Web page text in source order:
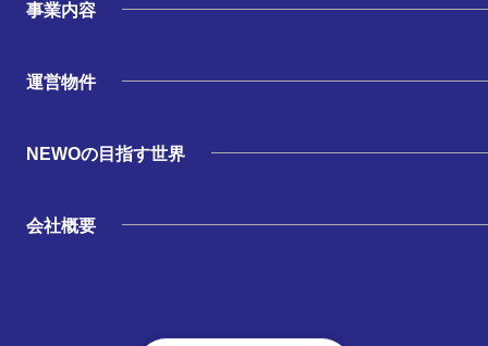
事業内容
運営物件
NEWOの目指す世界
会社概要